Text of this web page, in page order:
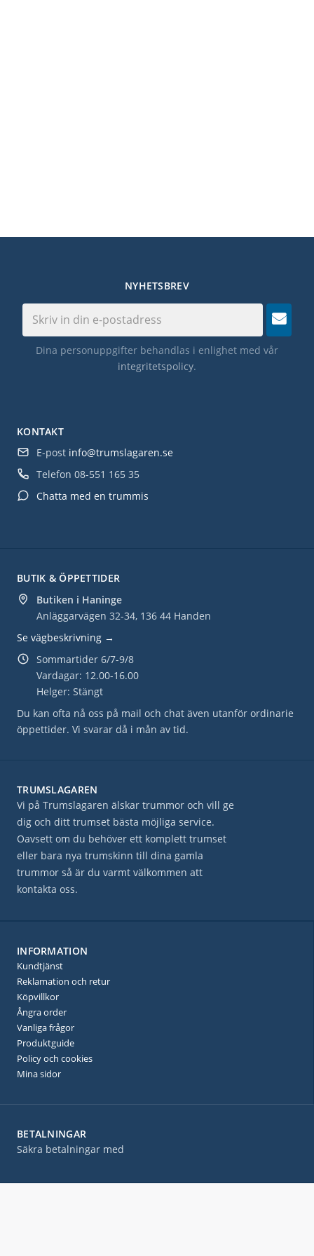
BUTIK & ÖPPETTIDER
Butiken i Haninge
Anläggarvägen 32-34, 136 44 Handen
Se vägbeskrivning →
Sommartider 6/7-9/8
Vardagar: 12.00-16.00
Helger: Stängt
Du kan ofta nå oss på mail och chat även utanför ordinarie
öppettider. Vi svarar då i mån av tid.
BETALNINGAR
Säkra betalningar med
KONTAKT
E-post info@trumslagaren.se
Telefon 08-551 165 35
Chatta med en trummis
TRUMSLAGAREN
Vi på Trumslagaren älskar trummor och vill ge
dig och ditt trumset bästa möjliga service.
Oavsett om du behöver ett komplett trumset
eller bara nya trumskinn till dina gamla
trummor så är du varmt välkommen att
kontakta oss.
NYHETSBREV
Dina personuppgifter behandlas i enlighet med vår
integritetspolicy.
INFORMATION
Kundtjänst
Reklamation och retur
Köpvillkor
Ångra order
Vanliga frågor
Produktguide
Policy och cookies
Mina sidor